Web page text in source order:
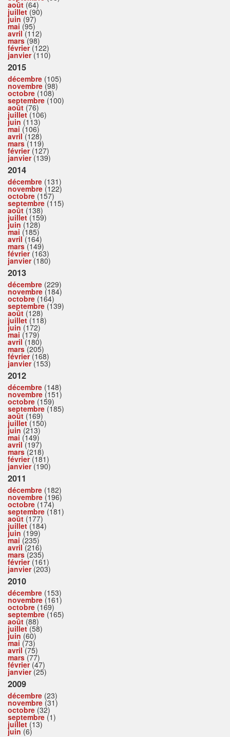
août (64)
juillet(90)
juin (97)
mai (95)
avril(112)
mars(98)
février(122)
janvier(110)
2015
décembre (105)
novembre (98)
octobre (108)
septembre (100)
août (76)
juillet(106)
juin (113)
mai (106)
avril(128)
mars(119)
février(127)
janvier(139)
2014
décembre (131)
novembre (122)
octobre (157)
septembre (115)
août (138)
juillet(159)
juin (128)
mai (185)
avril(164)
mars(149)
février(163)
janvier(180)
2013
décembre (229)
novembre (184)
octobre (164)
septembre (139)
août (128)
juillet(118)
juin (172)
mai (179)
avril(180)
mars(205)
février(168)
janvier(153)
2012
décembre (148)
novembre (151)
octobre (159)
septembre (185)
août (169)
juillet(150)
juin (213)
mai (149)
avril(197)
mars(218)
février(181)
janvier(190)
2011
décembre (182)
novembre (196)
octobre (174)
septembre (181)
août (177)
juillet(184)
juin (199)
mai (235)
avril(216)
mars(235)
février(161)
janvier(203)
2010
décembre (153)
novembre (161)
octobre (169)
septembre (165)
août (88)
juillet(58)
juin (60)
mai (73)
avril(75)
mars(77)
février(47)
janvier(25)
2009
décembre (23)
novembre (31)
octobre (32)
septembre (1)
juillet (13)
juin (6)